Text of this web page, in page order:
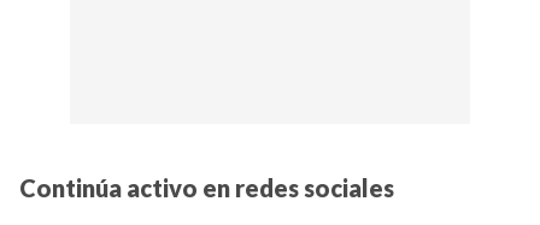
Continúa activo en redes sociales